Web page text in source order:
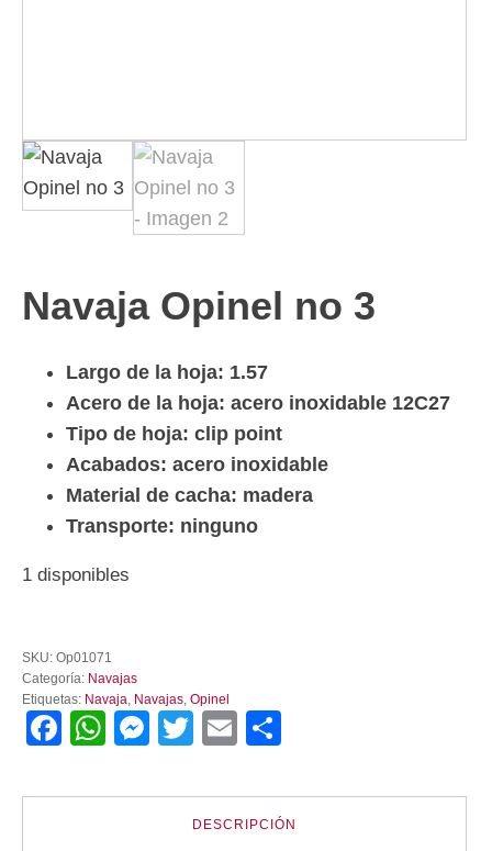
Navaja Opinel no 3
Largo de la hoja: 1.57
Acero de la hoja: acero inoxidable 12C27
Tipo de hoja: clip point
Acabados: acero inoxidable
Material de cacha: madera
Transporte: ninguno
1 disponibles
cantidad
SKU: Op01071
Categoría: Navajas
Etiquetas: Navaja Navajas Opinel
Facebook
WhatsApp
Messenger
TwitterEmail
DESCRIPCIÓN